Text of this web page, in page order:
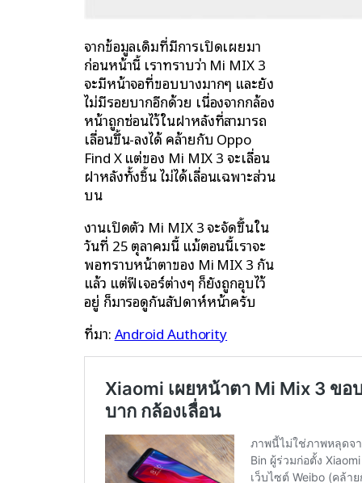
จากข้อมูลเดิมที่มีการเปิดเผยมา
ก่อนหน้านี้ เราทราบว่า Mi MIX 3
จะมีหน้าจอที่ขอบบางมากๆ และยัง
ไม่มีรอยบากอีกด้วย เนื่องจากกล้อง
หน้าถูกซ่อนไว้ในฝาหลังที่สามารถ
เลื่อนขึ้น-ลงได้ คล้ายกับ Oppo
Find X แต่ของ Mi MIX 3 จะเลื่อน
ฝาหลังทั้งชิ้น ไม่ได้เลื่อนเฉพาะส่วน
บน
งานเปิดตัว Mi MIX 3 จะจัดขึ้นใน
วันที่ 25 ตุลาคมนี้ แม้ตอนนี้เราจะ
พอทราบหน้าตาของ Mi MIX 3 กัน
แล้ว แต่ฟีเจอร์ต่างๆ ก็ยังถูกอุบไว้
อยู่ ก็มารอดูกันสัปดาห์หน้าครับ
ที่มา:Android Authority